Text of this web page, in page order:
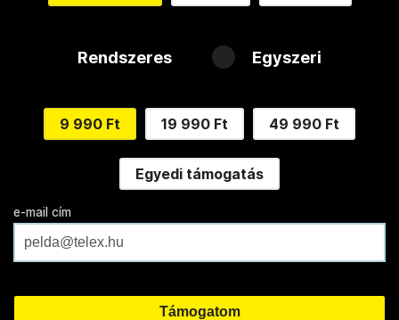
Rendszeres Egyszeri
9 990 Ft 19 990 Ft 49 990 Ft
Egyedi támogatás
e-mail cím